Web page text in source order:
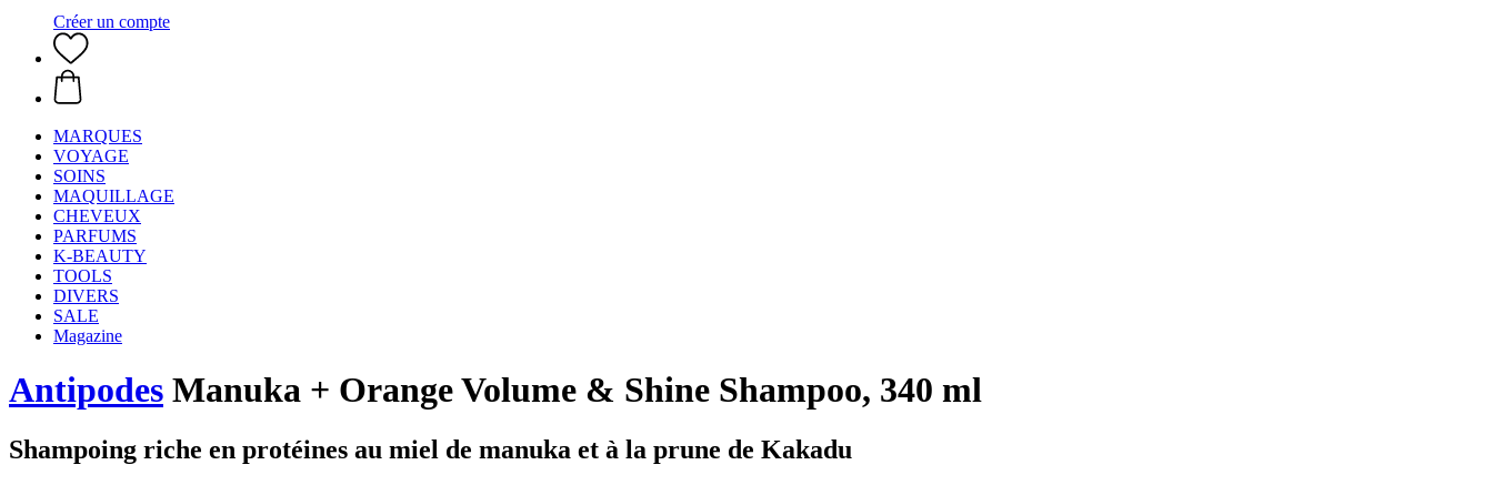
Créer un compte
MARQUES
VOYAGE
SOINS
MAQUILLAGE
CHEVEUX
PARFUMS
K-BEAUTY
TOOLS
DIVERS
SALE
Magazine
Antipodes Manuka + Orange Volume & Shine Shampoo, 340 ml
Shampoing riche en protéines au miel de manuka et à la prune de Kakadu